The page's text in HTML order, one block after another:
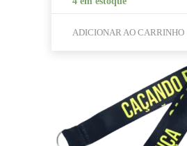
ADICIONAR AO CARRINHO